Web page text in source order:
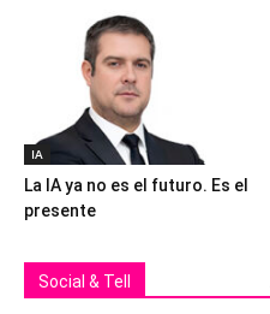
IA
La IA ya no es el futuro. Es el
presente
Social & Tell